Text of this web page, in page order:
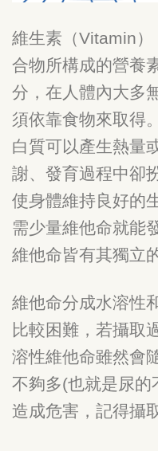
維生素（Vitamin
合物所構成的營養
分，在人體內大多
須依靠食物來取得
白質可以產生熱量
謝、發育過程中卻
使身體維持良好的
需少量維他命就能
維他命皆有其獨立
維他命分成水溶性
比較困難，若攝取
溶性維他命雖然會
不夠多(也就是尿的
造成危害，記得攝